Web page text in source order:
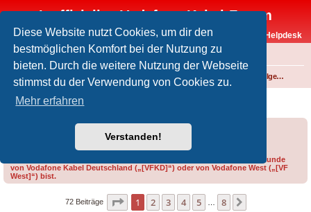
Diese Website nutzt Cookies, um dir den
bestmöglichen Komfort bei der Nutzung zu
bieten. Durch die weitere Nutzung der Webseite
stimmst du der Verwendung von Cookies zu.
Mehr erfahren
Verstanden!
Inoffizielles Vodafone-Kabel-Forum
Vodafone-Kabel-Helpdesk
FAQ
Foren-Übersicht Technik allgemein
Kabelanschluss Haus
Bitte gib bei der Erstellung eines Threads im Feld „Präfix“ an, ob du Kunde
von Vodafone Kabel Deutschland („[VFKD]“) oder von Vodafone West („[VF
West]“) bist.
72 Beiträge Seite 1von
1 2 3 4 5 8